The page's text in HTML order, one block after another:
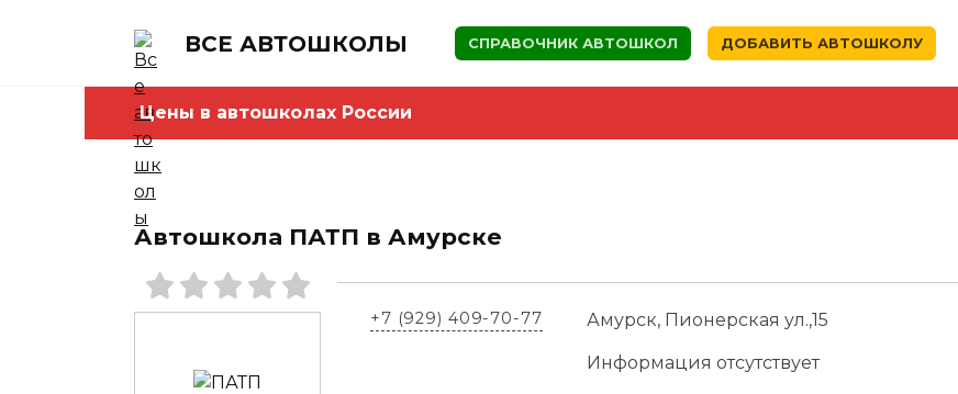
ВСЕ АВТОШКОЛЫ СПРАВОЧНИК АВТОШКОЛ ДОБАВИТЬ АВТОШКОЛУ
Цены в автошколах России
Автошкола ПАТП в Амурске
+7 (929) 409-70-77 Амурск, Пионерская ул.,15
Информация отсутствует